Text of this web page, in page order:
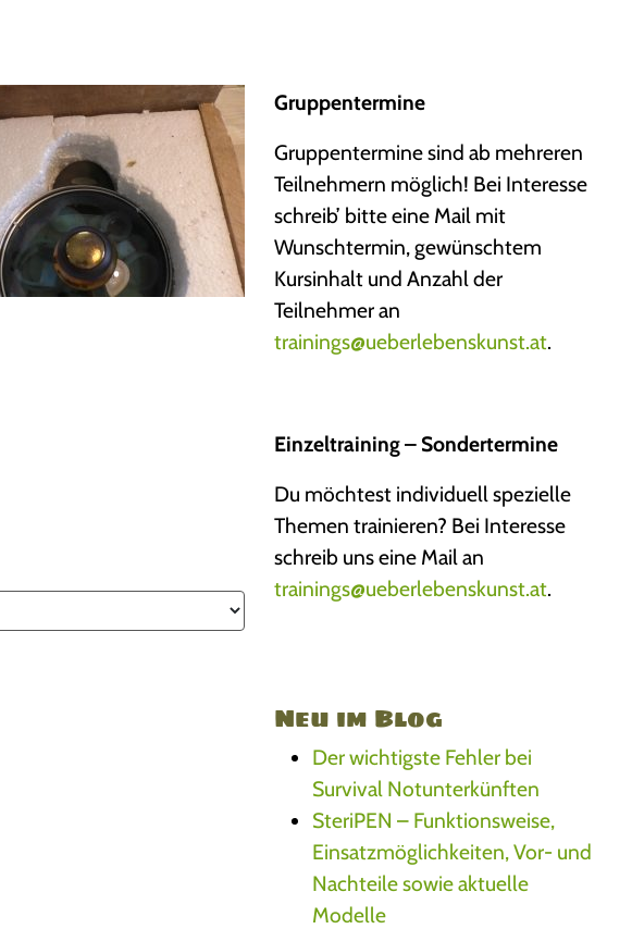
Gruppentermine
Gruppentermine sind ab mehreren
Teilnehmern möglich! Bei Interesse
schreib’ bitte eine Mail mit
Wunschtermin, gewünschtem
Kursinhalt und Anzahl der
Teilnehmer an
trainings@ueberlebenskunst.at.
Einzeltraining – Sondertermine
Du möchtest individuell spezielle
Themen trainieren? Bei Interesse
schreib uns eine Mail an
trainings@ueberlebenskunst.at.
Neu im Blog
Der wichtigste Fehler bei
Survival Notunterkünften
SteriPEN – Funktionsweise,
Einsatzmöglichkeiten, Vor- und
Nachteile sowie aktuelle
Modelle